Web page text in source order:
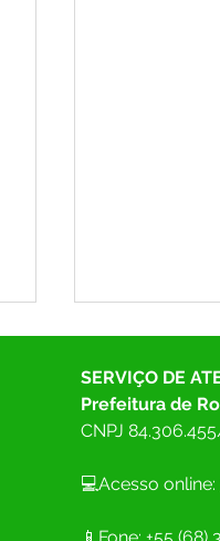
SERVIÇO DE
Prefeitura de
CNPJ
💻Acesso online: